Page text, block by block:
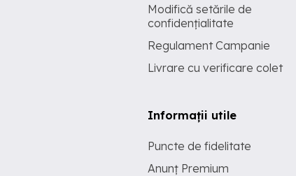
Modifică setările de
confidențialitate
Regulament Campanie
Livrare cu verificare colet
Informații utile
Puncte de fidelitate
Anunț Premium